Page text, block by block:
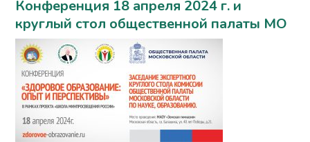
Конференция 18 апреля 2024 г. и
круглый стол общественной палаты МО